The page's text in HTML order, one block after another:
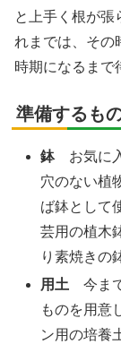
と上手く根が張
れまでは、その
時期になるまで
準備するも
鉢お気に入
穴のない植
ば鉢として
芸用の植木
り素焼きの
用土 今ま
ものを用意
ン用の培養